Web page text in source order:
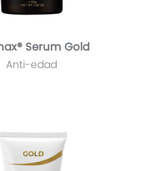
Serum Gold
Anti-edad